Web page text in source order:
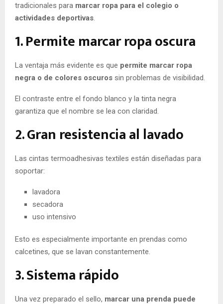
tradicionales para marcar ropa para el colegio o
actividades deportivas
1. Permite marcar ropa oscura
La ventaja más evidente es que permite marcar ropa
negra o de colores oscuros sin problemas de visibilidad.
El contraste entre el fondo blanco y la tinta negra
garantiza que el nombre se lea con claridad.
2. Gran resistencia al lavado
Las cintas termoadhesivas textiles están diseñadas para
soportar:
lavadora
secadora
uso intensivo
Esto es especialmente importante en prendas como
calcetines, que se lavan constantemente.
3. Sistema rápido
Una vez preparado el sello, marcar una prenda puede